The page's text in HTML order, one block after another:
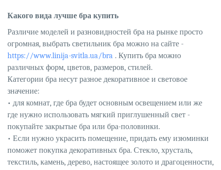
Какого вида лучше бра купить
Различие моделей и разновидностей бра на рынке просто
огромная, выбрать светильник бра можно на сайте -
https://www.linija-svitla.ua/bra . Купить бра можно
различных форм, цветов, размеров, стилей.
Категории бра несут разное декоративное и световое
значение:
• для комнат, где бра будет основным освещением или же
где нужно использовать мягкий приглушенный свет -
покупайте закрытые бра или бра-половинки.
• Если нужно украсить помещение, придать ему изюминки
поможет покупка декоративных бра. Стекло, хрусталь,
текстиль, камень, дерево, настоящее золото и драгоценности,